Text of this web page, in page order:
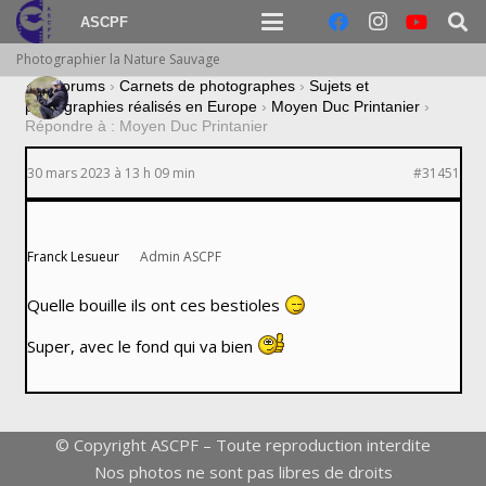
ASCPF
Photographier la Nature Sauvage
› Forums › Carnets de photographes › Sujets et
photographies réalisés en Europe › Moyen Duc Printanier ›
Répondre à : Moyen Duc Printanier
30 mars 2023 à 13 h 09 min #31451
Franck Lesueur Admin ASCPF
Quelle bouille ils ont ces bestioles
Super, avec le fond qui va bien
© Copyright ASCPF – Toute reproduction interdite
Nos photos ne sont pas libres de droits